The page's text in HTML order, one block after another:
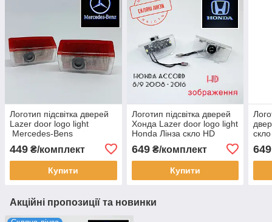
Логотип підсвітка дверей
Lazer door logo light
Mercedes-Bens
449 ₴/комплект
Купити
Логотип підсвітка дверей
Хонда Lazer door logo light
Honda Лінза скло HD
649₴/комплект
Купити
649
Акційні пропозиції та новинки